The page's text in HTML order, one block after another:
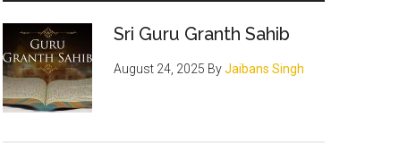
Sri Guru Granth Sahib
August 24, 2025 ByJaibans Singh